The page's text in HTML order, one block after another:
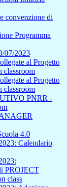
convenzione di
Programma
07/2023
al Progetto
classroom
al Progetto
classroom
PNRR -
4.0
Calendario
PROJECT
class